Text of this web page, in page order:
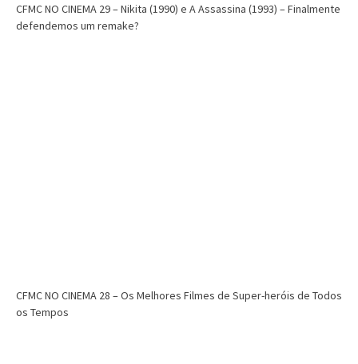
CFMC NO CINEMA 29 – Nikita (1990) e A Assassina (1993) – Finalmente
defendemos um remake?
CFMC NO CINEMA 28 – Os Melhores Filmes de Super-heróis de Todos
os Tempos